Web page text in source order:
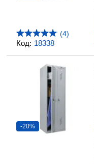
Код: 18338
(4)
-20%